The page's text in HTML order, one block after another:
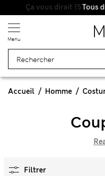
Tous
Menu
Accueil Homme
Filtrer